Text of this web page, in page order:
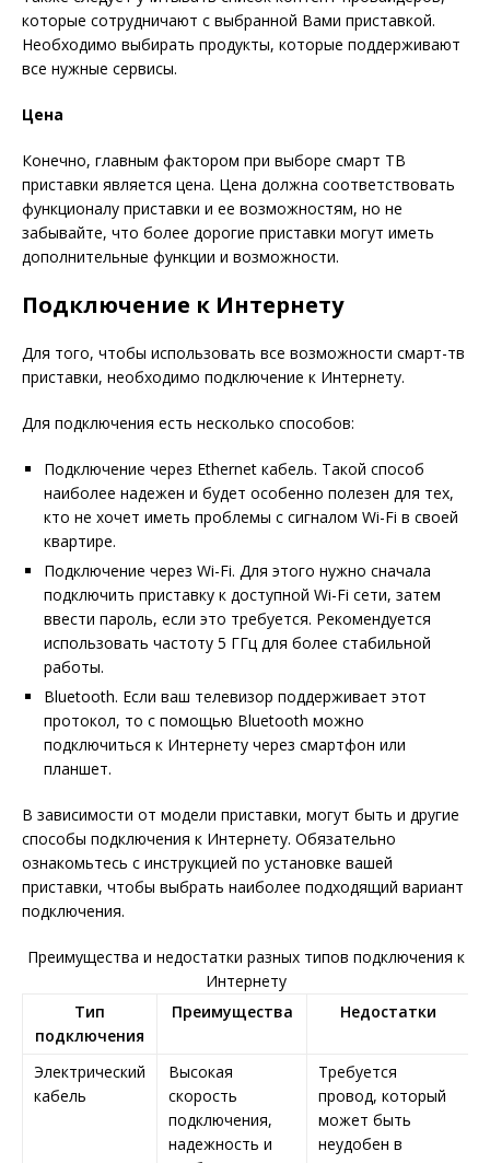
которые сотрудничают с выбранной Вами приставкой.
Необходимо выбирать продукты, которые поддерживают
все нужные сервисы.
Цена
Конечно, главным фактором при выборе смарт ТВ
приставки является цена. Цена должна соответствовать
функционалу приставки и ее возможностям, но не
забывайте, что более дорогие приставки могут иметь
дополнительные функции и возможности.
Подключение к Интернету
Для того, чтобы использовать все возможности смарт-тв
приставки, необходимо подключение к Интернету.
Для подключения есть несколько способов:
Подключение через Ethernet кабель. Такой способ
наиболее надежен и будет особенно полезен для тех,
кто не хочет иметь проблемы с сигналом Wi-Fi в своей
квартире.
Подключение через Wi-Fi. Для этого нужно сначала
подключить приставку к доступной Wi-Fi сети, затем
ввести пароль, если это требуется. Рекомендуется
использовать частоту 5 ГГц для более стабильной
работы.
Bluetooth. Если ваш телевизор поддерживает этот
протокол, то с помощью Bluetooth можно
подключиться к Интернету через смартфон или
планшет.
В зависимости от модели приставки, могут быть и другие
способы подключения к Интернету. Обязательно
ознакомьтесь с инструкцией по установке вашей
приставки, чтобы выбрать наиболее подходящий вариант
подключения.
Преимущества и недостатки разных типов подключения к
Интернету
Тип
подключения
Преимущества Недостатки
Электрический
кабель
Высокая
скорость
подключения,
надежность и
Требуется
провод, который
может быть
неудобен в